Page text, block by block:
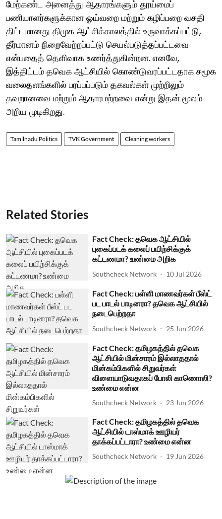
மேற்கண்ட அனைத்து ஆதாரங்களும் தூய்மைப்
பணியாளர்களுக்கான ஓய்வறை மற்றும் கழிப்பறை வசதி
திட்டமானது திமுக ஆட்சிக்காலத்தில் உருவாக்கப்பட்டு,
தீர்மானம் நிறைவேற்றப்பட்டு செயல்படுத்தப்பட்டவை
என்பதைத் தெளிவாக உணர்த்துகின்றன. எனவே,
இத்திட்டம் தவெக ஆட்சியில் கொண்டுவரப்பட்டதாக சமூக
வலைதளங்களில் பரப்பப்படும் தகவல்கள் முற்றிலும்
தவறானவை மற்றும் ஆதாரமற்றவை என்று இதன் மூலம்
அறிய முடிகிறது.
Tamilnadu Politics TVK Government Cleaning workers
Related Stories
Fact Check: தவெக ஆட்சியில்
புகைப்படக் கலைப் பயிற்சிக்குக்
கட்டணமா? உண்மை அறிக
Southcheck Network 10 Jul 2026
Fact Check: பள்ளி மாணவர்கள் பீஸ்ட்
பட பாடல் பாடினரா? தவெக ஆட்சியில்
நடைபெற்றதா
Southcheck Network 25 Jun 2026
Fact Check: தமிழகத்தில் தவெக
ஆட்சியில் மின்சாரம் இல்லாததால்
மின்கம்பிகளில் சிறுவர்கள்
விளையாடுவதாகப் போலி காணொலி?
உண்மை என்ன
Southcheck Network 23 Jun 2026
Fact Check: தமிழகத்தில் தவெக
ஆட்சியில் டாஸ்மாக் ஊழியர்
தாக்கப்பட்டாரா? உண்மை என்ன
Southcheck Network 19 Jun 2026